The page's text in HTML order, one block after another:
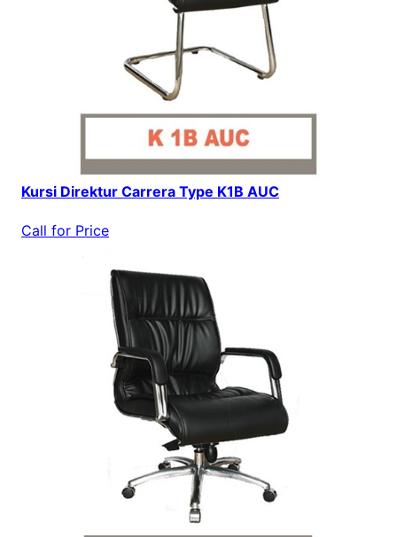
Kursi Direktur Carrera Type K1B AUC
Call for Price